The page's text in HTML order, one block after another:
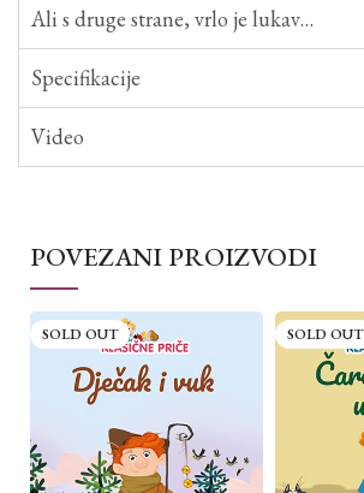
Ali s druge strane, vrlo je lukav…
Specifikacije
Video
POVEZANI PROIZVODI
SOLD OUT SOLD OUT